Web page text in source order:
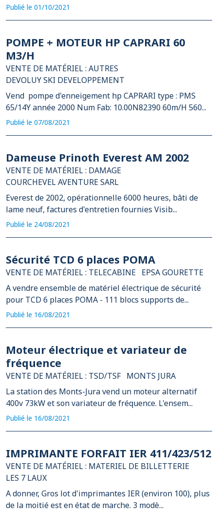
Publié le 01/10/2021
POMPE + MOTEUR HP CAPRARI 60
M3/H
VENTE DE MATÉRIEL : AUTRES
DEVOLUY SKI DEVELOPPEMENT
Vend pompe d'enneigement hp CAPRARI type : PMS
65/14Y année 2000 Num Fab: 10.00N82390 60m/H 560...
Publié le 07/08/2021
Dameuse Prinoth Everest AM 2002
VENTE DE MATÉRIEL : DAMAGE
COURCHEVEL AVENTURE SARL
Everest de 2002, opérationnelle 6000 heures, bâti de
lame neuf, factures d'entretien fournies Visib...
Publié le 24/08/2021
Sécurité TCD 6 places POMA
VENTE DE MATÉRIEL : TELECABINE
EPSA GOURETTE
A vendre ensemble de matériel électrique de sécurité
pour TCD 6 places POMA - 111 blocs supports de...
Publié le 16/08/2021
Moteur électrique et variateur de
fréquence
VENTE DE MATÉRIEL : TSD/TSF MONTS JURA
La station des Monts-Jura vend un moteur alternatif
400v 73kW et son variateur de fréquence. L'ensem...
Publié le 16/08/2021
IMPRIMANTE FORFAIT IER 411/423/512
VENTE DE MATÉRIEL : MATERIEL DE BILLETTERIE
LES 7 LAUX
A donner, Gros lot d'imprimantes IER (environ 100), plus
de la moitié est en état de marche. 3 modè...